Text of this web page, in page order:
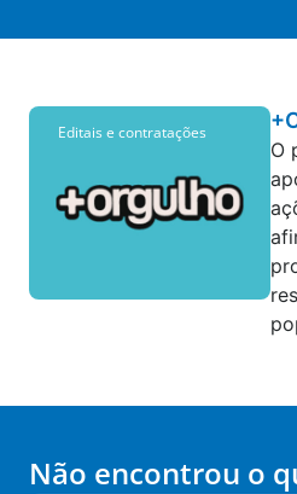
Editais e contratações
O
Não encontrou o